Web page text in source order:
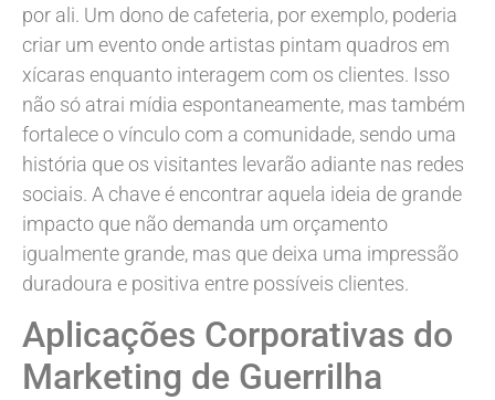
por ali. Um dono de cafeteria, por exemplo, poderia
criar um evento onde artistas pintam quadros em
xícaras enquanto interagem com os clientes. Isso
não só atrai mídia espontaneamente, mas também
fortalece o vínculo com a comunidade, sendo uma
história que os visitantes levarão adiante nas redes
sociais. A chave é encontrar aquela ideia de grande
impacto que não demanda um orçamento
igualmente grande, mas que deixa uma impressão
duradoura e positiva entre possíveis clientes.
Aplicações Corporativas do
Marketing de Guerrilha